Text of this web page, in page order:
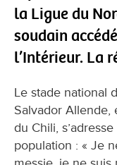
la Ligue du
soudain
l’Intérieur. La
Le stade national
Salvador Allende,
du Chili,
population : « Je